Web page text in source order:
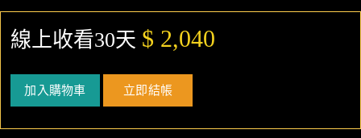
線上收看30天 $ 2,040
加入購物車 立即結帳